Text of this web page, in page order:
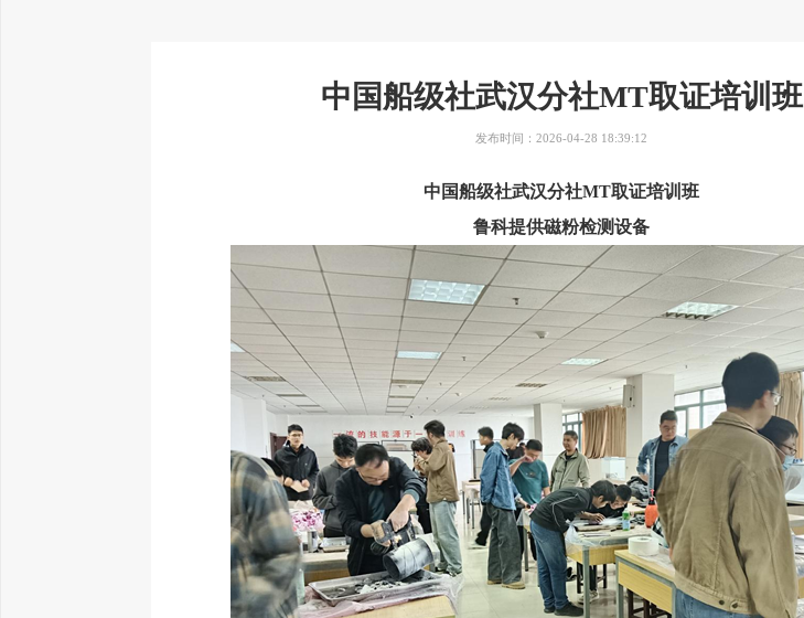
中国船级社武汉分社MT取证培训班
发布时间：2026-04-28 18:39:12
中国船级社武汉分社MT取证培训班
鲁科提供磁粉检测设备